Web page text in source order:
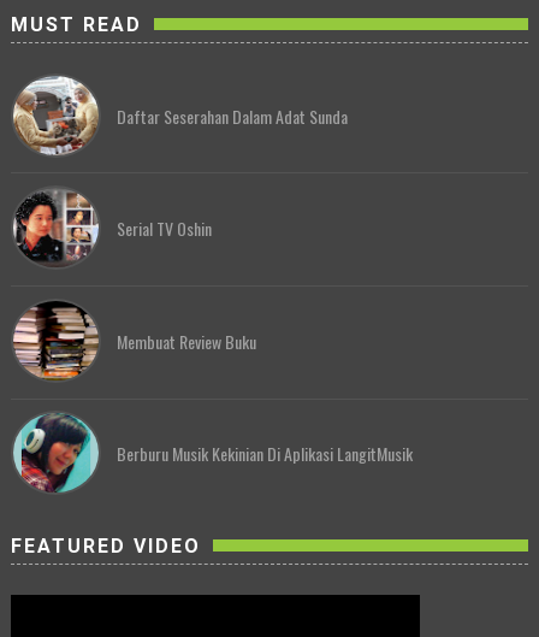
MUST READ
Daftar Seserahan Dalam Adat Sunda
Serial TV Oshin
Membuat Review Buku
Berburu Musik Kekinian Di Aplikasi LangitMusik
FEATURED VIDEO